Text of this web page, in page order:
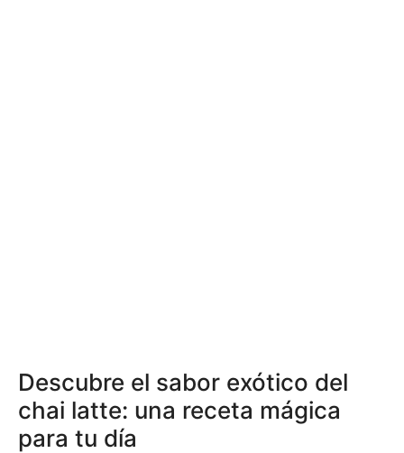
Descubre el sabor exótico del
chai latte: una receta mágica
para tu día